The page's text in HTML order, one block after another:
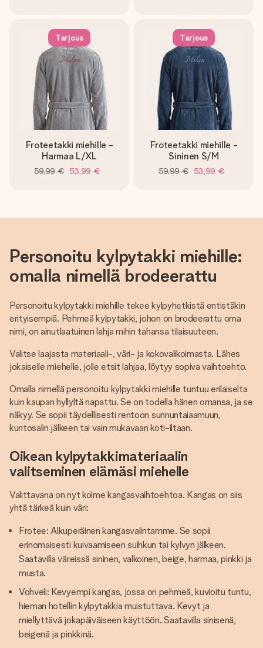
Tarjous
Froteetakki miehille -
Harmaa L/XL
59,99 € 53,99 €
Tarjous
Froteetakki miehille -
Sininen S/M
59,99 € 53,99 €
Personoitu kylpytakki miehille:
omalla nimellä brodeerattu
Personoitu kylpytakki miehille tekee kylpyhetkistä entistäkin
erityisempiä. Pehmeä kylpytakki, johon on brodeerattu oma
nimi, on ainutlaatuinen lahja mihin tahansa tilaisuuteen.
Valitse laajasta materiaali-, väri- ja kokovalikoimasta. Lähes
jokaiselle miehelle, jolle etsit lahjaa, löytyy sopiva vaihtoehto.
Omalla nimellä personoitu kylpytakki miehille tuntuu erilaiselta
kuin kaupan hyllyltä napattu. Se on todella hänen omansa, ja se
näkyy. Se sopii täydellisesti rentoon sunnuntaiaamuun,
kuntosalin jälkeen tai vain mukavaan koti-iltaan.
Oikean kylpytakkimateriaalin
valitseminen elämäsi miehelle
Valittavana on nyt kolme kangasvaihtoehtoa. Kangas on siis
yhtä tärkeä kuin väri:
Frotee: Alkuperäinen kangasvalintamme. Se sopii
erinomaisesti kuivaamiseen suihkun tai kylvyn jälkeen.
Saatavilla väreissä sininen, valkoinen, beige, harmaa, pinkki ja
musta.
Vohveli: Kevyempi kangas, jossa on pehmeä, kuvioitu tuntu,
hieman hotellin kylpytakkia muistuttava. Kevyt ja
miellyttävä jokapäiväiseen käyttöön. Saatavilla sinisenä,
beigenä ja pinkkinä.